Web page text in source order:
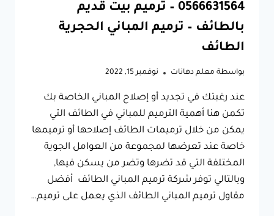
0566631564 – ترميم بيت قديم
بالطائف – ترميم المباني الحجرية
الطائف
بواسطة معلم دهانات نوفمبر 15, 2022
عند رغبتك في تجديد أو إصلاح المباني الخاصة بك
تكمن هنا أهمية الترميم للمباني في الطائف التي
يمكن من خلال ترميمات الطائف إصلاحها أو ترميمها
خاصة عند تعرضها لمجموعة من العوامل الجوية
المختلفة التي قد تضرها وتضر من يسكن فيها,
وبالتالي توفر شركة ترميم المباني الطائف أفضل
مقاول ترميم المباني الطائف الذي يعمل على ترميم…